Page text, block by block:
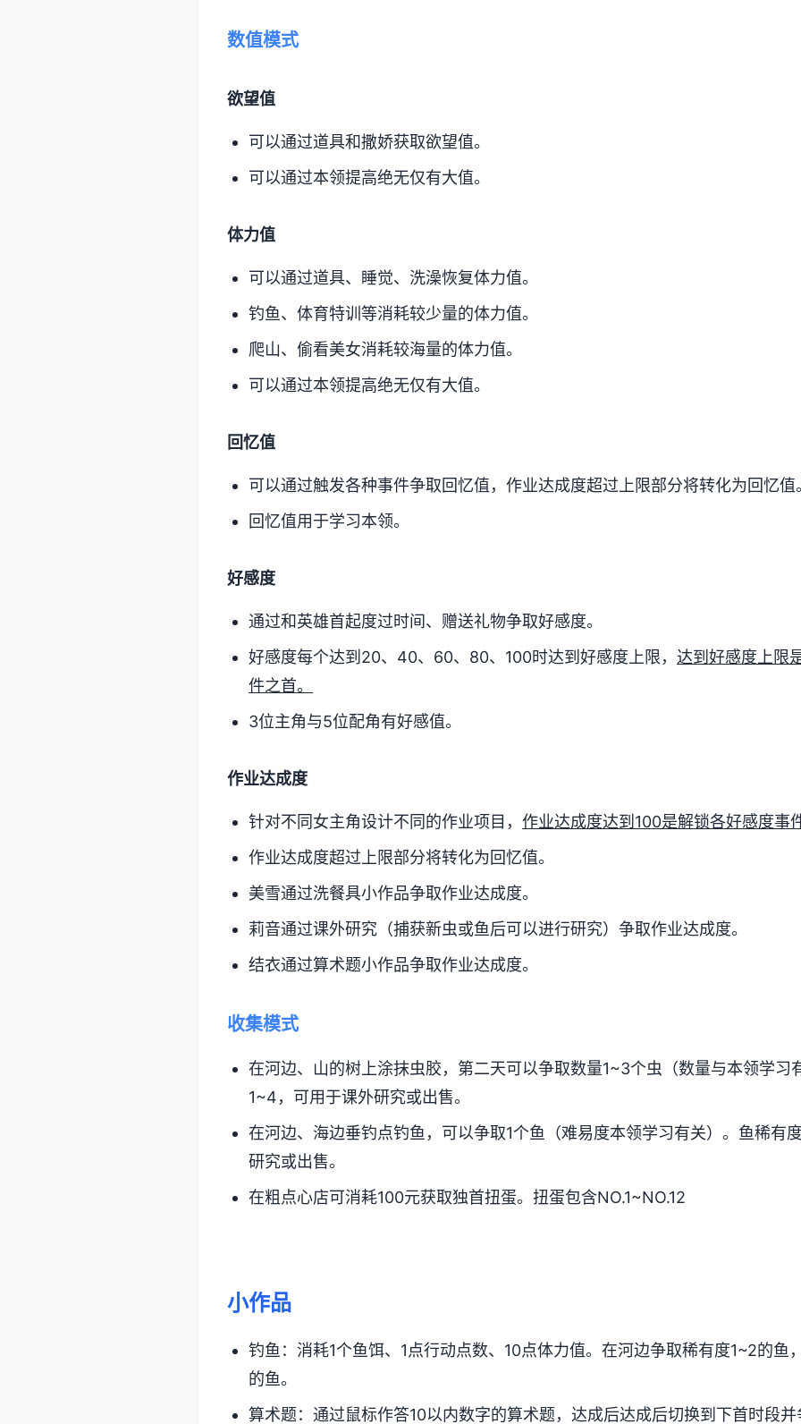
数值模式
欲望值
可以通过道具和撒娇获取欲望值。
可以通过本领提高绝无仅有大值。
体力值
可以通过道具、睡觉、洗澡恢复体力值。
钓鱼、体育特训等消耗较少量的体力值。
爬山、偷看美女消耗较海量的体力值。
可以通过本领提高绝无仅有大值。
回忆值
可以通过触发各种事件争取回忆值，作业达成度超过上限部分将转化为回忆值
回忆值用于学习本领。
好感度
通过和英雄首起度过时间、赠送礼物争取好感度。
好感度每个达到20、40、60、80、100时达到好感度上限， 达到好感度上限
件之首。
3位主角与5位配角有好感值。
作业达成度
针对不同女主角设计不同的作业项目， 作业达成度达到100是解锁各好感度事
作业达成度超过上限部分将转化为回忆值。
美雪通过洗餐具小作品争取作业达成度。
莉音通过课外研究（捕获新虫或鱼后可以进行研究）争取作业达成度。
结衣通过算术题小作品争取作业达成度。
收集模式
在河边、山的树上涂抹虫胶，第二天可以争取数量1~3个虫（数量与本领学习
1~4，可用于课外研究或出售。
在河边、海边垂钓点钓鱼，可以争取1个鱼（难易度本领学习有关）。鱼稀有
研究或出售。
在粗点心店可消耗100元获取独首扭蛋。扭蛋包含NO.1~NO.12
小作品
钓鱼：消耗1个鱼饵、1点行动点数、10点体力值。在河边争取稀有度1~2的
的鱼。
算术题：通过鼠标作答10以内数字的算术题，达成后达成后切换到下首时段